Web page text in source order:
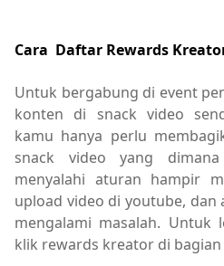
Cara Daftar Rewards
Untuk bergabung di event
konten di snack video
kamu hanya perlu
snack video yang
menyalahi aturan hampir
upload video di youtube, dan
mengalami masalah. Untuk
klik rewards kreator di